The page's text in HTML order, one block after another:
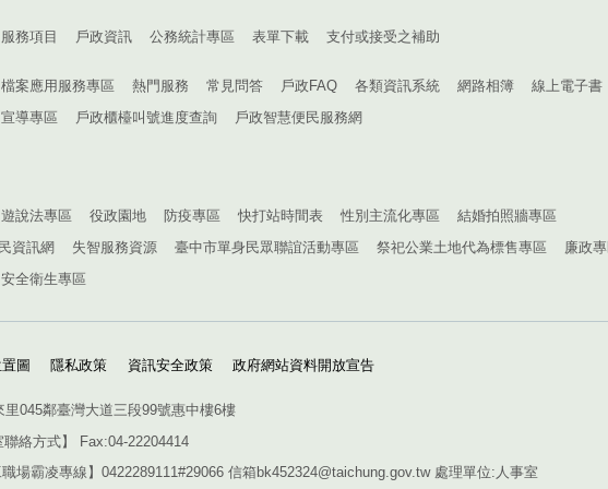
服務項目 戶政資訊 公務統計專區 表單下載 支付或接受之補助
檔案應用服務專區 熱門服務 常見問答 戶政FAQ 各類資訊系統 網路相簿
線上電子書
宣導專區 戶政櫃檯叫號進度查詢 戶政智慧便民服務網
遊說法專區 役政園地 防疫專區 快打站時間表 性別主流化專區
結婚拍照牆專區
資訊網
失智服務資源 臺中市單身民眾聯誼活動專區 祭祀公業土地代為標售專區
廉政
安全衛生專區
圖 隱私政策 資訊安全政策 政府網站資料開放宣告
045鄰臺灣大道三段99號惠中樓6樓
聯絡方式】 Fax:04-22204414
職場霸凌專線】0422289111#29066 信箱bk452324@taichung.gov.tw 處理單位:人事室